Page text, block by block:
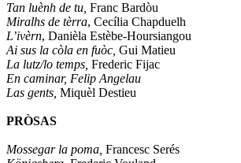
Tan luènh de tu, Franc Bardòu
Miralhs de tèrra, Cecília Chapduelh
L’ivèrn, Danièla Estèbe-Hoursiangou
Ai sus la còla en fuòc, Gui Matieu
La lutz/lo temps, Frederic Fijac
En caminar, Felip Angelau
Las gents, Miquèl Destieu
PRÒSAS
Mossegar la poma, Francesc Serés